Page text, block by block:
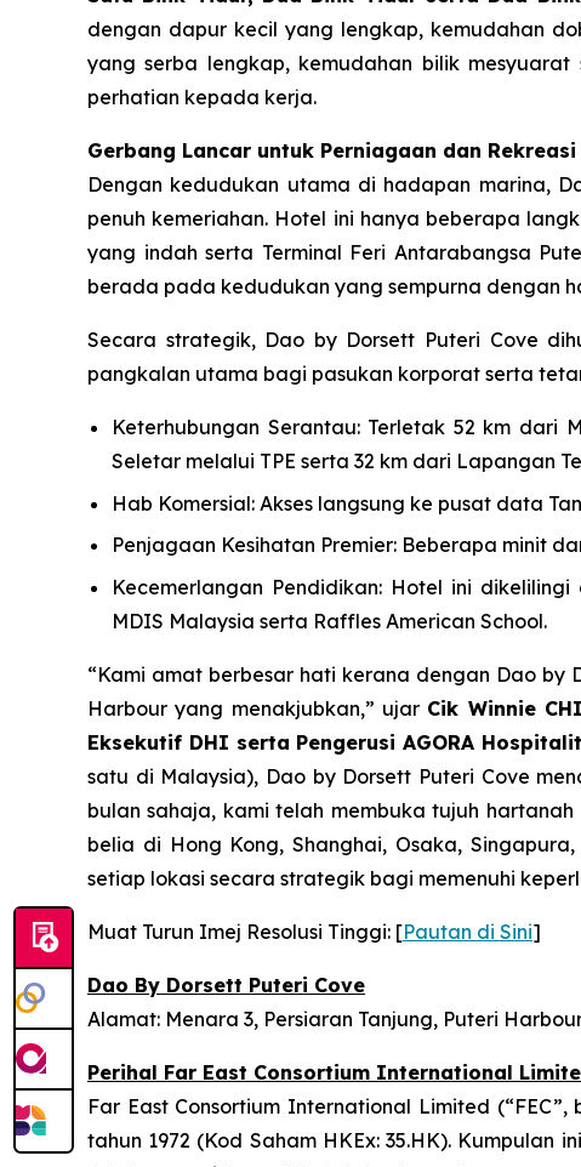
dengan dapur kecil yang lengkap, kemudahan
yang serba lengkap, kemudahan bilik
perhatian kepada kerja.
Gerbang Lancar untuk Perniagaan dan Rekreasi
Dengan kedudukan utama di hadapan marina,
penuh kemeriahan. Hotel ini hanya beberapa
yang indah serta Terminal Feri Antarabangsa
berada pada kedudukan yang sempurna dengan
Secara strategik, Dao by Dorsett Puteri Cove
pangkalan utama bagi pasukan korporat serta
Keterhubungan Serantau: Terletak 52 km dari
Seletar melalui TPE serta 32 km dari Lapangan
Hab Komersial: Akses langsung ke pusat data
Penjagaan Kesihatan Premier: Beberapa minit
Kecemerlangan Pendidikan: Hotel ini
MDIS Malaysia serta Raffles American School.
“Kami amat berbesar hati kerana dengan Dao by
Harbour yang menakjubkan,” ujar Cik Winnie
Eksekutif DHI serta Pengerusi AGORA
satu di Malaysia), Dao by Dorsett Puteri Cove
bulan sahaja, kami telah membuka tujuh
belia di Hong Kong, Shanghai, Osaka,
setiap lokasi secara strategik bagi memenuhi
Muat Turun Imej Resolusi Tinggi: [Pautan di Sini]
Dao By Dorsett Puteri Cove
Alamat: Menara 3, Persiaran Tanjung, Puteri
Perihal Far East Consortium International
Far East Consortium International Limited
tahun 1972 (Kod Saham HKEx: 35.HK).